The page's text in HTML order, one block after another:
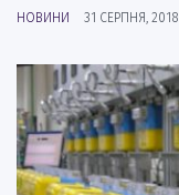
НОВИНИ 31 СЕРПНЯ, 2018